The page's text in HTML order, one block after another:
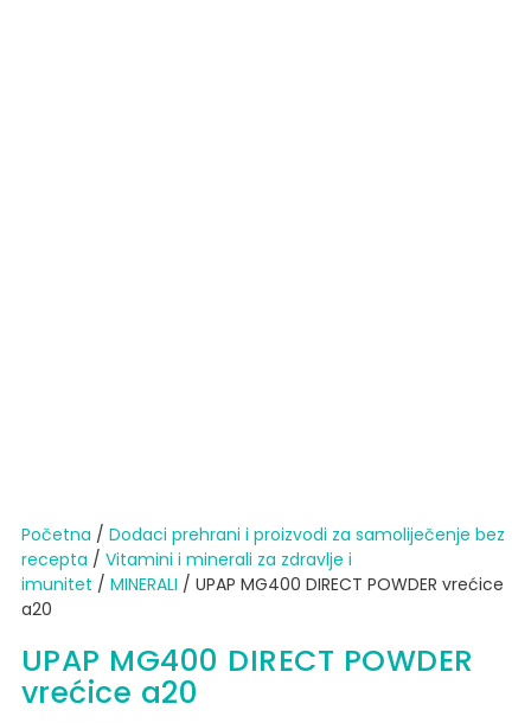
Početna / Dodaci prehrani i proizvodi za samoliječenje bez
recepta / Vitamini i minerali za zdravlje i
imunitet / MINERALI / UPAP MG400 DIRECT POWDER vrećice
a20
UPAP MG400 DIRECT POWDER
vrećice a20